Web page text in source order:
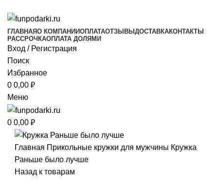
ГЛАВНАЯО КОМПАНИИОПЛАТАОТЗЫВЫ ДОСТАВКАКОНТАКТЫ
РАССРОЧКАОПЛАТА ДОЛЯМИ
Вход / Регистрация
Поиск
Избранное
0 0,00 ₽
Меню
0 0,00 ₽
Главная Прикольные кружки для мужчины Кружка
Раньше было лучше
Назад к товарам